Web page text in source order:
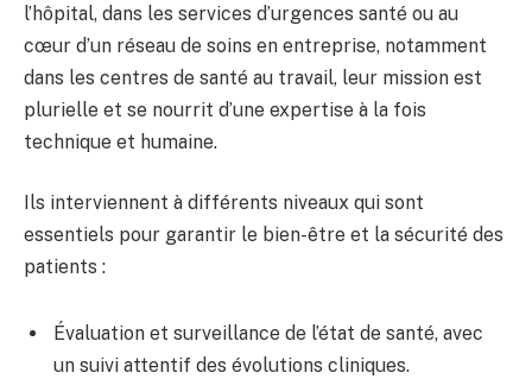
l’hôpital, dans les services d’urgences santé ou au
cœur d’un réseau de soins en entreprise, notamment
dans les centres de santé au travail, leur mission est
plurielle et se nourrit d’une expertise à la fois
technique et humaine.
Ils interviennent à différents niveaux qui sont
essentiels pour garantir le bien-être et la sécurité des
patients :
Évaluation et surveillance de l’état de santé, avec
un suivi attentif des évolutions cliniques.